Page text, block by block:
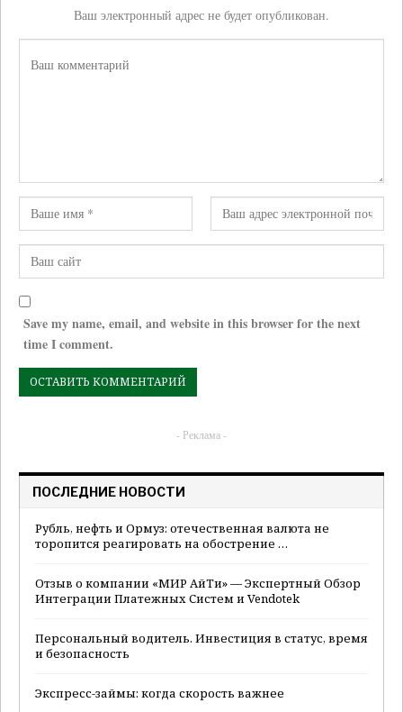
Ваш электронный адрес не будет опубликован.
Save my name, email, and website in this browser for the next
time I comment.
- Реклама -
ПОСЛЕДНИЕ НОВОСТИ
Рубль, нефть и Ормуз: отечественная валюта не
торопится реагировать на обострение …
Отзыв о компании «МИР АйТи» — Экспертный Обзор
Интеграции Платежных Систем и Vendotek
Персональный водитель. Инвестиция в статус, время
и безопасность
Экспресс-займы: когда скорость важнее